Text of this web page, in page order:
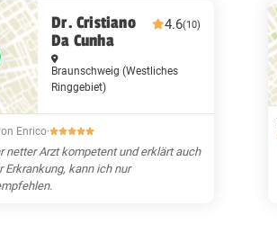
Dr. Cristiano
Da Cunha
4.6(10)
Braunschweig(Westliches
Ringgebiet)
Enrico·
netter Arzt kompetent und erklärt auch
Erkrankung, kann ich nur